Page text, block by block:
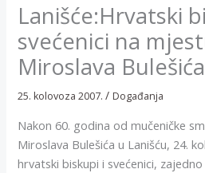
Lanišće:Hrvatski
svećenici na
Miroslava Bulešića
25. kolovoza 2007./ Događanja
Nakon 60. godina od mučeničke
Miroslava Bulešića u Lanišću, 24.
hrvatski biskupi i svećenici,